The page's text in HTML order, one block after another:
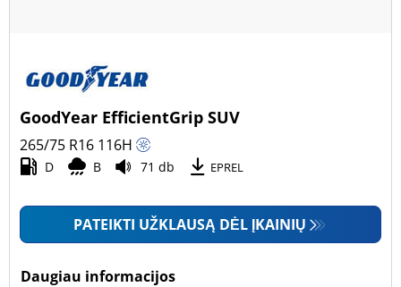
GoodYear EfficientGrip SUV
265/75 R16 116H
D B 71 db EPREL
PATEIKTI UŽKLAUSĄ DĖL ĮKAINIŲ
Daugiau informacijos